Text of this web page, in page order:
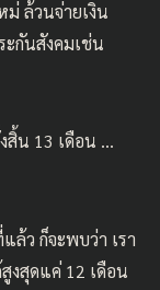
ล้วนจ่ายเงิน
ะกันสังคมเช่น
สิ้น 13 เดือน …
ล้ว ก็จะพบว่า เรา
งสุดแค่ 12 เดือน